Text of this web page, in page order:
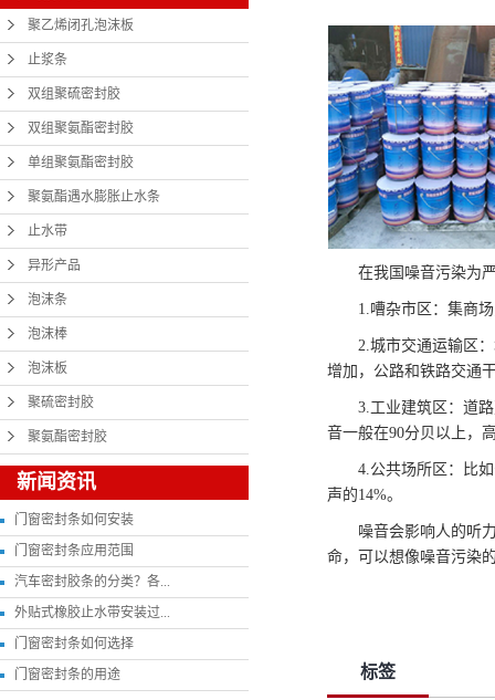
聚乙烯闭孔泡沫板
止浆条
双组聚硫密封胶
双组聚氨酯密封胶
单组聚氨酯密封胶
聚氨酯遇水膨胀止水条
止水带
异形产品
泡沫条
泡沫棒
泡沫板
聚硫密封胶
聚氨酯密封胶
新闻资讯
门窗密封条如何安装
门窗密封条应用范围
汽车密封胶条的分类？各...
外贴式橡胶止水带安装过...
门窗密封条如何选择
门窗密封条的用途
在我国噪音污染为严
1.嘈杂市区：集商场
2.城市交通运输区：
增加，公路和铁路交通
3.工业建筑区：道路
音一般在90分贝以上，
4.公共场所区：比如
声的14%。
噪音会影响人的听力
命，可以想像噪音污染
标签